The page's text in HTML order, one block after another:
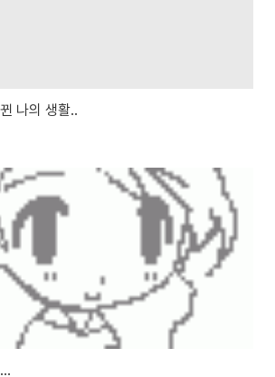
나의 생활..